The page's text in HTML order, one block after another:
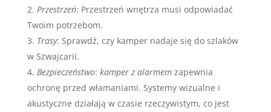
Przestrzeń: Przestrzeń wnętrza musi odpowiadać
Twoim potrzebom.
Trasy: Sprawdź, czy kamper nadaje się do szlaków
w Szwajcarii.
Bezpieczeństwo: kamper z alarmemzapewnia
ochronę przed włamaniami. Systemy wizualne i
akustyczne działają w czasie rzeczywistym, co jest